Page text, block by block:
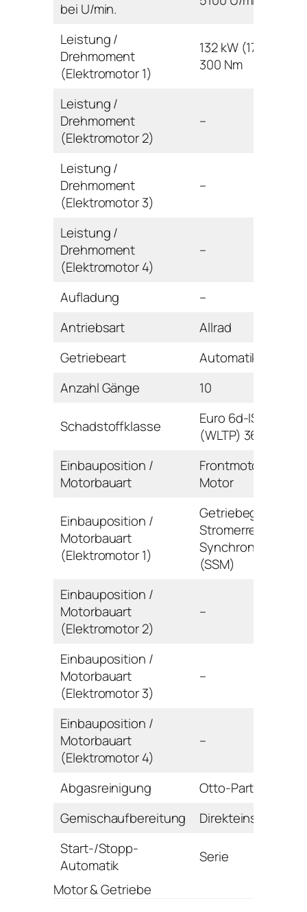
bei U/min.
Leistung /
Drehmoment
(Elektromotor 1)
132 kW (179 PS) /
300 Nm
Leistung /
Drehmoment
(Elektromotor 2)
–
Leistung /
Drehmoment
(Elektromotor 3)
–
Leistung /
Drehmoment
(Elektromotor 4)
–
Aufladung
–
Antriebsart
Allrad
Getriebeart
Automatikgetriebe
Anzahl Gänge
10
Schadstoffklasse
Euro 6d-ISC-FCM
(WLTP) 36AP-AR
Einbauposition /
Motorbauart
Frontmotor / V-
Motor
Einbauposition /
Motorbauart
(Elektromotor 1)
Getriebegehäuse
Stromerregte
(SSM)
Einbauposition /
Motorbauart
(Elektromotor 2)
–
Einbauposition /
Motorbauart
(Elektromotor 3)
–
Einbauposition /
Motorbauart
(Elektromotor 4)
–
Abgasreinigung
Otto-Partikelfilter
Gemischaufbereitung
Direkteinspritzung
Start-/Stopp-
Automatik
Serie
Motor & Getriebe